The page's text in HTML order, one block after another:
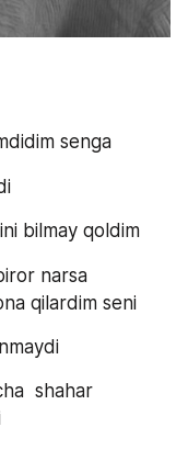
senga
bilmay qoldim
narsa
qilardim seni
shahar